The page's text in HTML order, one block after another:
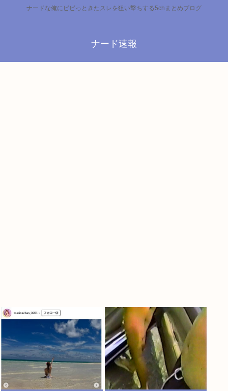
ナードな俺にビビっときたスレを狙い撃ちする5chまとめブログ
ナード速報